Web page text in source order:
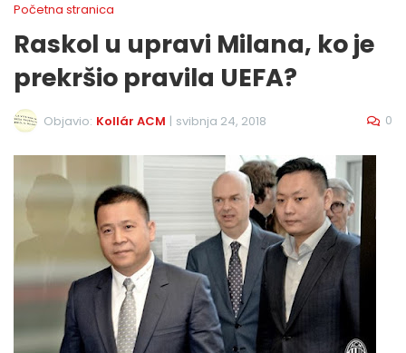
Početna stranica
Raskol u upravi Milana, ko je
prekršio pravila UEFA?
Objavio: Kollár ACM | svibnja 24, 2018 0